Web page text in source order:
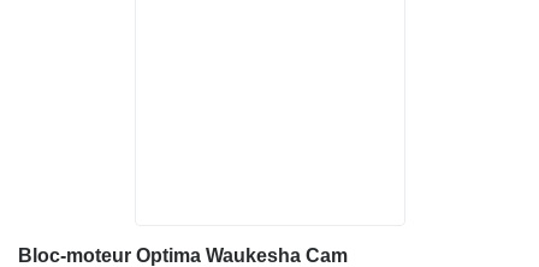
Bloc-moteur Optima Waukesha Cam